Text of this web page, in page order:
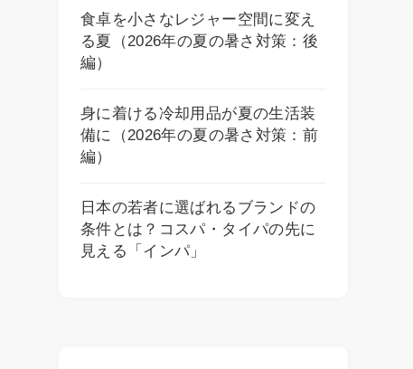
食卓を小さなレジャー空間に変え
る夏（2026年の夏の暑さ対策：後
編）
身に着ける冷却用品が夏の生活装
備に（2026年の夏の暑さ対策：前
編）
日本の若者に選ばれるブランドの
条件とは？コスパ・タイパの先に
見える「インパ」